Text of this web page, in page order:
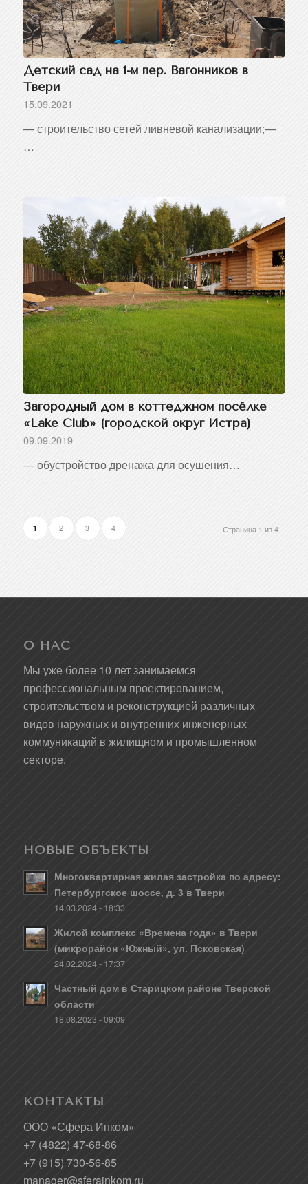
Детский сад на 1-м пер. Вагонников в
Твери
15.09.2021
— строительство сетей ливневой канализации;—
…
Загородный дом в коттеджном посёлке
«Lake Club» (городской округ Истра)
09.09.2019
— обустройство дренажа для осушения…
Страница 1 из 4
1 2 3 4
О НАС
Мы уже более 10 лет занимаемся
профессиональным проектированием,
строительством и реконструкцией различных
видов наружных и внутренних инженерных
коммуникаций в жилищном и промышленном
секторе.
НОВЫЕ ОБЪЕКТЫ
Многоквартирная жилая застройка по адресу:
Петербургское шоссе, д. 3 в Твери
14.03.2024 - 18:33
Жилой комплекс «Времена года» в Твери
(микрорайон «Южный», ул. Псковская)
24.02.2024 - 17:37
Частный дом в Старицком районе Тверской
области
18.08.2023 - 09:09
КОНТАКТЫ
ООО «Сфера Инком»
+7 (4822) 47-68-86
+7 (915) 730-56-85
manager@sferainkom.ru